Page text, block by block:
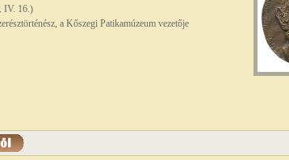
IV. 16.)
a Kőszegi Patikamúzeum vezetője